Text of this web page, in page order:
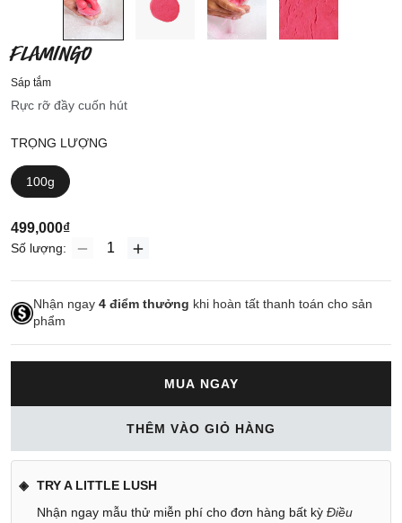
FLAMINGO
Sáp tắm
Rực rỡ đầy cuốn hút
TRỌNG LƯỢNG
100g
499,000₫
Số lượng:
Nhận ngay 4 điểm thưởng khi hoàn tất thanh toán cho sản
phẩm
MUA NGAY
THÊM VÀO GIỎ HÀNG
TRY A LITTLE LUSH
Nhận ngay mẫu thử miễn phí cho đơn hàng bất kỳ Điều